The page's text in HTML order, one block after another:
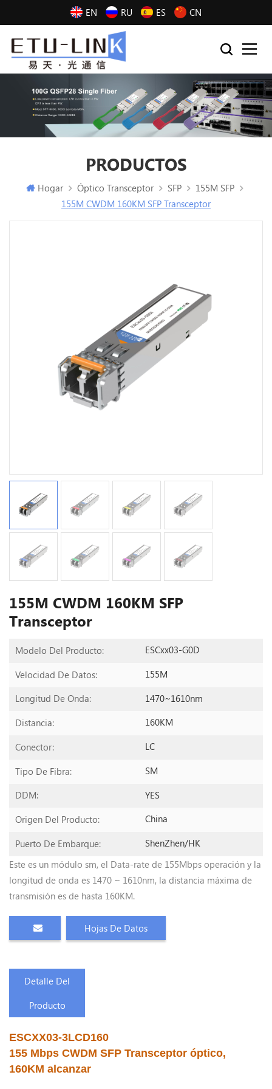
EN RU ES CN
PRODUCTOS
Hogar Óptico Transceptor SFP
155M SFP
155M CWDM 160KM SFP Transceptor
155M CWDM 160KM SFP
Transceptor
Modelo Del Producto: ESCxx03-G0D
Velocidad De Datos: 155M
Longitud De Onda: 1470~1610nm
Distancia: 160KM
Conector: LC
Tipo De Fibra: SM
DDM: YES
Origen Del Producto: China
Puerto De Embarque:
ShenZhen/HK
Este es un módulo sm, el Data-rate de 155Mbps operación y la
longitud de onda es 1470 ~ 1610nm, la distancia máxima de
transmisión es de hasta 160KM.
Hojas De Datos
Detalle Del
Producto
ESCXX03-3LCD160
155 Mbps CWDM SFP Transceptor óptico,
160KM alcanzar